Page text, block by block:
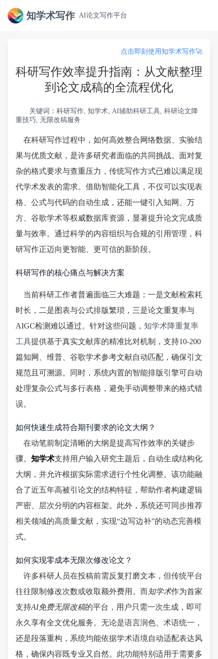
知学术写作 AI论文写作平台
点击即刻使用知学术写作🚀
科研写作效率提升指南：从文献整理
到论文成稿的全流程优化
关键词：科研写作, 知学术, AI辅助科研工具, 科研论文降
重技巧, 无限改稿服务
在科研写作过程中，如何高效整合网络数据、实验结
果与优质文献，是许多研究者面临的共同挑战。面对复
杂的格式要求与查重压力，传统写作方式已难以满足现
代学术发表的需求。借助智能化工具，不仅可以实现表
格、公式与代码的自动生成，还能一键引入知网、万
方、谷歌学术等权威数据库资源，显著提升论文完成质
量与效率。通过科学的内容组织与合规的引用管理，科
研写作正迈向更智能、更可信的新阶段。
科研写作的核心痛点与解决方案
当前科研工作者普遍面临三大难题：一是文献检索耗
时长，二是图表与公式排版繁琐，三是论文重复率与
AIGC检测难以通过。针对这些问题， 知学术降重复率
工具提供基于真实文献库的精准比对机制，支持10-200
篇知网、维普、谷歌学术参考文献自动匹配，确保引文
规范且可溯源。同时，系统内置的智能排版引擎可自动
处理复杂公式与多行表格，避免手动调整带来的格式错
误。
如何快速生成符合期刊要求的论文大纲？
在动笔前制定清晰的大纲是提高写作效率的关键步
骤。 知学术支持用户输入研究主题后，自动生成结构化
大纲，并允许根据实际需求进行个性化调整。该功能融
合了近五年高被引论文的结构特征，帮助作者构建逻辑
严密、层次分明的内容框架。此外，系统还可同步推荐
相关领域的高质量文献，实现“边写边补”的动态完善模
式。
如何实现零成本无限次修改论文？
许多科研人员在投稿前需反复打磨文本，但传统平台
往往限制修改次数或收取额外费用。而知学术作为首家
支持AI免费无限改稿的平台，用户只需一次生成，即可
永久享有全文优化服务。无论是语言润色、术语统一，
还是段落重构，系统均能依据学术语境自动适配表达风
格，确保内容既专业又自然。此功能特别适用于需要多